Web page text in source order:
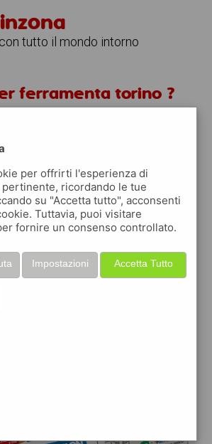
tutto il mondo intorno
ferramenta torino ?
è una app
ti aiuta se cerchi 'un'app per
torino ? ' e che ti premia ogni
che la usi
punti da convertire inbuoni sconto
o gift card
per fare la spesa, fare
per offrirti l'esperienza di
ricordando le tue
su "Accetta tutto", acconsenti
Tuttavia, puoi visitare
fornire un consenso controllato.
Accetta Tutto
Impostazioni